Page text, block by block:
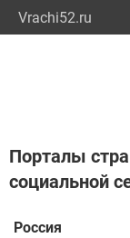
Vrachi52.ru
Порталы
социальной
Россия